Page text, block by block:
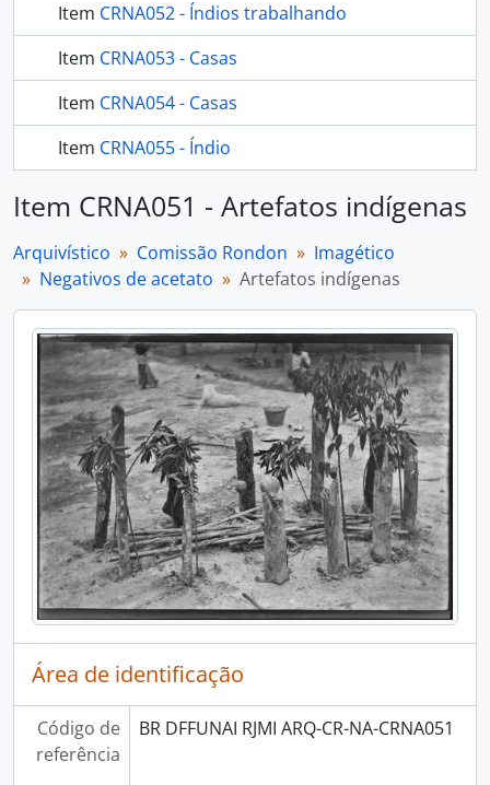
Item CRNA052 - Índios trabalhando
Item CRNA053 - Casas
Item CRNA054 - Casas
Item CRNA055 - Índio
mais 268...
Item CRNA051 - Artefatos indígenas
Arquivístico Comissão Rondon
Imagético
Negativos de acetato
Artefatos indígenas
Área de identificação
Código de
referência
BR DFFUNAI RJMI ARQ-CR-NA-CRNA051